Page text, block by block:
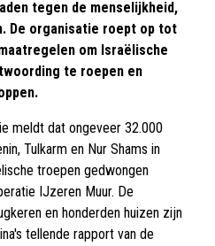
tegen de menselijkheid,
De organisatie roept op tot
om Israëlische
te roepen en
meldt dat ongeveer 32.000
Tulkarm en Nur Shams in
troepen gedwongen
IJzeren Muur. De
en honderden huizen zijn
tellende rapport van de